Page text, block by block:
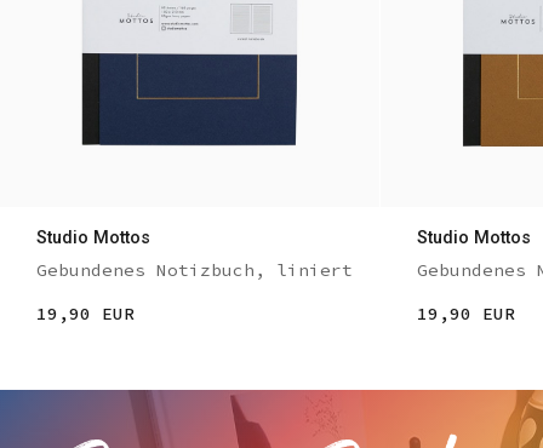
Studio Mottos
Gebundenes Notizbuch, liniert
19,90 EUR
Studio Mottos
19,90 EUR